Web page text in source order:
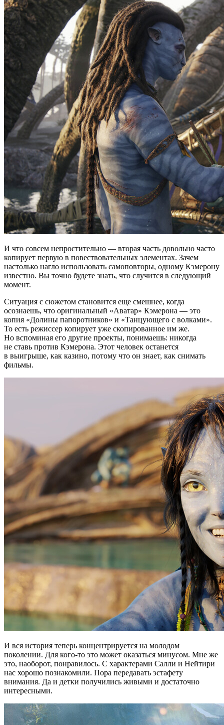
И что совсем непростительно — вторая часть довольно часто
копирует первую в повествовательных элементах. Зачем
настолько нагло использовать самоповторы, одному Кэмерону
известно. Вы точно будете знать, что случится в следующий
момент.
Ситуация с сюжетом становится еще смешнее, когда
осознаешь, что оригинальный «Аватар» Кэмерона — это
копия «Долины папоротников» и «Танцующего с волками».
То есть режиссер копирует уже скопированное им же.
Но вспоминая его другие проекты, понимаешь: никогда
не ставь против Кэмерона. Этот человек останется
в выигрыше, как казино, потому что он знает, как снимать
фильмы.
И вся история теперь концентрируется на молодом
поколении. Для кого-то это может оказаться минусом. Мне же
это, наоборот, понравилось. С характерами Салли и Нейтири
нас хорошо познакомили. Пора передавать эстафету
внимания. Да и детки получились живыми и достаточно
интересными.